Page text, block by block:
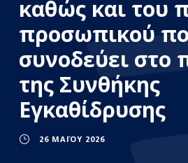
καθώς και του
προσωπικού
συνοδεύει στο
της Συνθήκης
Εγκαθίδρυσης
26 ΜΑΪ́ΟΥ 2026